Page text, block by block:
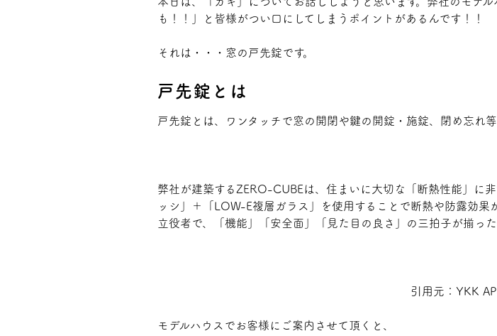
も！！」と皆様がつい口にしてしまうポイントがあるんです！！
それは・・・窓の 戸先錠です。
戸先錠とは
戸先錠とは、 ワンタッチで窓の開閉や鍵の開錠・施錠、閉め忘れ
弊社が建築するZERO-CUBEは、住まいに大切な「断熱性能」に
ッシ」＋「LOW-E複層ガラス」を使用することで断熱や防露効
立役者で、
「機能」「安全面」「見た目の良さ」の三拍子が揃っ
引用元：YKK
モデルハウスでお客様にご案内させて頂くと、